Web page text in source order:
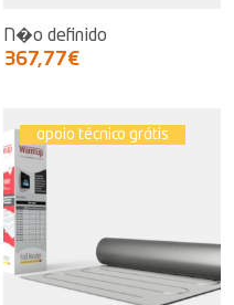
N�o definido
367,77€
apoio técnico grátis